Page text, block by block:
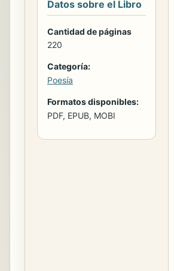
Datos sobre el Libro
Cantidad de páginas
220
Categoría:
Poesía
Formatos disponibles:
PDF, EPUB, MOBI